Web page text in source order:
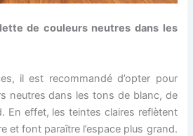
de couleurs neutres dans les
il est recommandé d’opter pour
neutres dans les tons de blanc, de
En effet, les teintes claires reflètent
et font paraître l’espace plus grand.